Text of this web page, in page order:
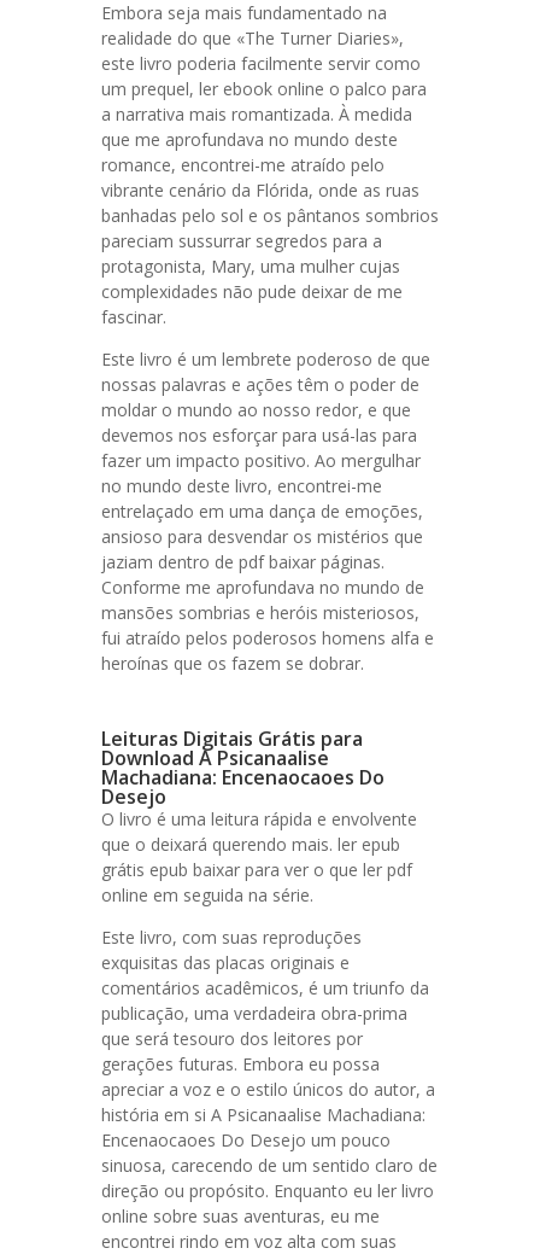
Embora seja mais fundamentado na
realidade do que «The Turner Diaries»,
este livro poderia facilmente servir como
um prequel, ler ebook online o palco para
a narrativa mais romantizada. À medida
que me aprofundava no mundo deste
romance, encontrei-me atraído pelo
vibrante cenário da Flórida, onde as ruas
banhadas pelo sol e os pântanos sombrios
pareciam sussurrar segredos para a
protagonista, Mary, uma mulher cujas
complexidades não pude deixar de me
fascinar.
Este livro é um lembrete poderoso de que
nossas palavras e ações têm o poder de
moldar o mundo ao nosso redor, e que
devemos nos esforçar para usá-las para
fazer um impacto positivo. Ao mergulhar
no mundo deste livro, encontrei-me
entrelaçado em uma dança de emoções,
ansioso para desvendar os mistérios que
jaziam dentro de pdf baixar páginas.
Conforme me aprofundava no mundo de
mansões sombrias e heróis misteriosos,
fui atraído pelos poderosos homens alfa e
heroínas que os fazem se dobrar.
Leituras Digitais Grátis para
Download A Psicanaalise
Machadiana: Encenaocaoes Do
Desejo
O livro é uma leitura rápida e envolvente
que o deixará querendo mais. ler epub
grátis epub baixar para ver o que ler pdf
online em seguida na série.
Este livro, com suas reproduções
exquisitas das placas originais e
comentários acadêmicos, é um triunfo da
publicação, uma verdadeira obra-prima
que será tesouro dos leitores por
gerações futuras. Embora eu possa
apreciar a voz e o estilo únicos do autor, a
história em si A Psicanaalise Machadiana:
Encenaocaoes Do Desejo um pouco
sinuosa, carecendo de um sentido claro de
direção ou propósito. Enquanto eu ler livro
online sobre suas aventuras, eu me
encontrei rindo em voz alta com suas